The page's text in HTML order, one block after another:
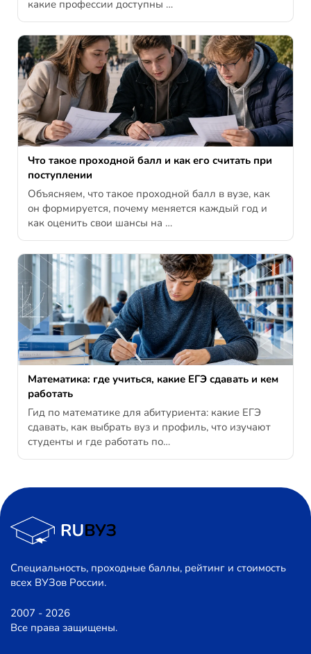
какие профессии доступны …
Что такое проходной балл и как его считать при
поступлении
Объясняем, что такое проходной балл в вузе, как
он формируется, почему меняется каждый год и
как оценить свои шансы на …
Математика: где учиться, какие ЕГЭ сдавать и кем
работать
Гид по математике для абитуриента: какие ЕГЭ
сдавать, как выбрать вуз и профиль, что изучают
студенты и где работать по…
Специальность, проходные баллы, рейтинг и стоимость
всех ВУЗов России.
2007 - 2026
Все права защищены.